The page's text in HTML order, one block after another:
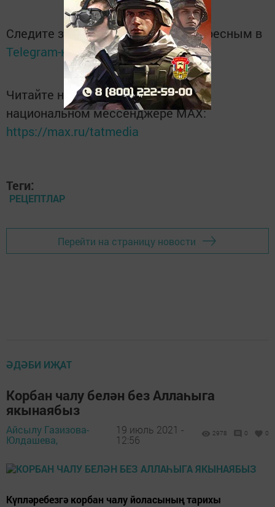
Следите за самым важным и интересным в
Telegram-каналеТатмедиа
Читайте новости Татарстана в
национальном мессенджере MАХ:
https://max.ru/tatmedia
Теги:
РЕЦЕПТЛАР
Перейти на страницу новости
ӘДӘБИ ИҖАТ
Корбан чалу белән без Аллаһыга
якынаябыз
Айсылу Газизова-
Юлдашева,
19 июль 2021 -
12:56
2978 0 0
Күпләребезгә корбан чалу йоласының тарихы